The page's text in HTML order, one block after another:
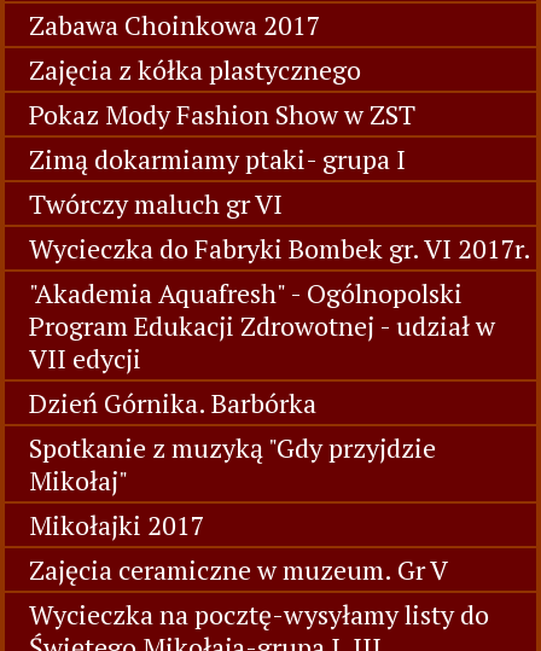
Zabawa Choinkowa 2017
Zajęcia z kółka plastycznego
Pokaz Mody Fashion Show w ZST
Zimą dokarmiamy ptaki- grupa I
Twórczy maluch gr VI
Wycieczka do Fabryki Bombek gr. VI 2017r.
"Akademia Aquafresh" - Ogólnopolski
Program Edukacji Zdrowotnej - udział w
VII edycji
Dzień Górnika. Barbórka
Spotkanie z muzyką "Gdy przyjdzie
Mikołaj"
Mikołajki 2017
Zajęcia ceramiczne w muzeum. Gr V
Wycieczka na pocztę-wysyłamy listy do